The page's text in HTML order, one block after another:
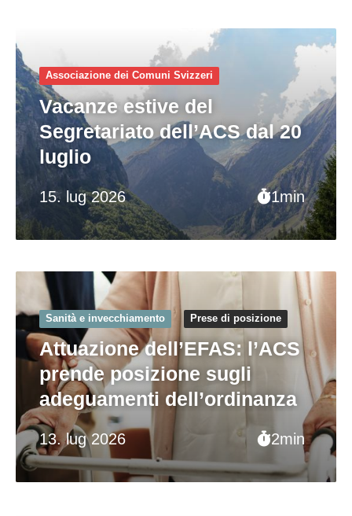
15. lug 2026 1min
Associazione dei Comuni Svizzeri
Vacanze estive del
Segretariato dell’ACS dal 20
luglio
13. lug 2026 2min
Sanità e invecchiamento Prese di posizione
Attuazione dell’EFAS: l’ACS
prende posizione sugli
adeguamenti dell’ordinanza